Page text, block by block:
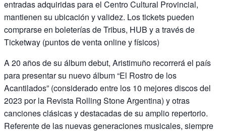
entradas adquiridas para el Centro Cultural Provincial,
mantienen su ubicación y validez. Los tickets pueden
comprarse en boleterías de Tribus, HUB y a través de
Ticketway (puntos de venta online y físicos)
A 20 años de su álbum debut, Aristimuño recorrerá el país
para presentar su nuevo álbum “El Rostro de los
Acantilados” (considerado entre los 10 mejores discos del
2023 por la Revista Rolling Stone Argentina) y otras
canciones clásicas y destacadas de su amplio repertorio.
Referente de las nuevas generaciones musicales, siempre